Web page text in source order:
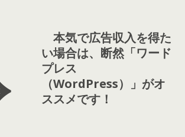
本気で広告収入を得た
い場合は、断然「ワード
プレス
（WordPress）」がオ
ススメです！